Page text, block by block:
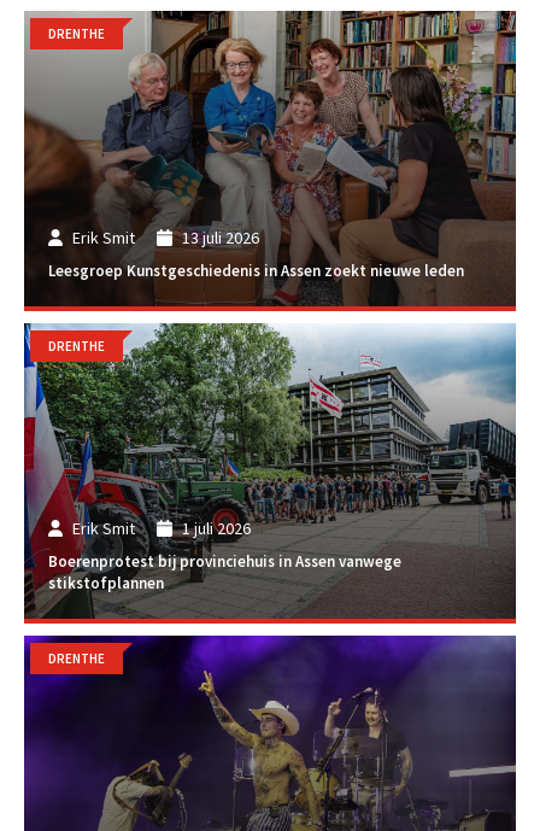
Erik Smit 13 juli 2026
Leesgroep Kunstgeschiedenis in Assen zoekt nieuwe leden
DRENTHE
Erik Smit 1 juli 2026
Boerenprotest bij provinciehuis in Assen vanwege
stikstofplannen
DRENTHE
DRENTHE